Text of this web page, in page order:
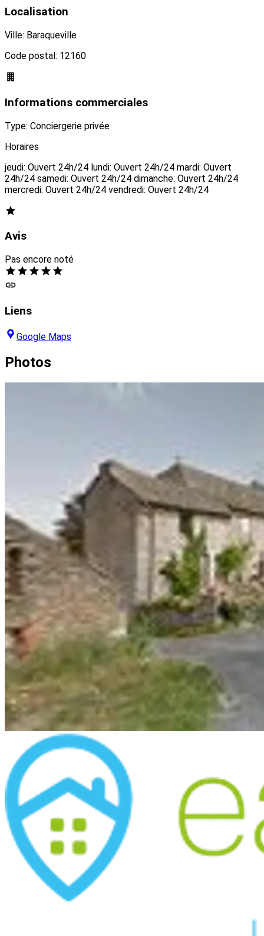
Localisation
Ville: Baraqueville
Code postal: 12160
Informations commerciales
Type: Conciergerie privée
Horaires
jeudi: Ouvert 24h/24 lundi: Ouvert 24h/24 mardi: Ouvert
24h/24 samedi: Ouvert 24h/24 dimanche: Ouvert 24h/24
mercredi: Ouvert 24h/24 vendredi: Ouvert 24h/24
Avis
Pas encore noté
Liens
Google Maps
Photos